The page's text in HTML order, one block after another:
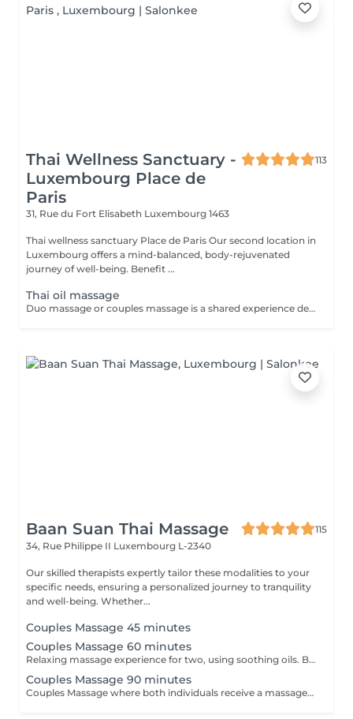
Thai Wellness Sanctuary -
Luxembourg Place de
Paris
113
31, Rue du Fort Elisabeth Luxembourg 1463
Thai wellness sanctuary Place de Paris Our second location in
Luxembourg offers a mind-balanced, body-rejuvenated
journey of well-being. Benefit ...
Thai oil massage
Duo massage or couples massage is a shared experience designed from tow people where each person involved received massage from therapist, the massage are provided at the same time, in the same private room You can choose kind of massage you like
Baan Suan Thai Massage
115
34, Rue Philippe II Luxembourg L-2340
Our skilled therapists expertly tailor these modalities to your
specific needs, ensuring a personalized journey to tranquility
and well-being. Whether...
Couples Massage 45 minutes
Couples Massage 60 minutes
Relaxing massage experience for two, using soothing oils. Both guests receive simultaneous treatments in a shared room, focusing on stress relief & comfort. *Price listed is per guest*
Couples Massage 90 minutes
Couples Massage where both individuals receive a massage simultaneously in the same room. This service is focused on relaxation and stress relief for couples. It's a practical way for partners to enjoy a massage experience together. 130 EUR per guest